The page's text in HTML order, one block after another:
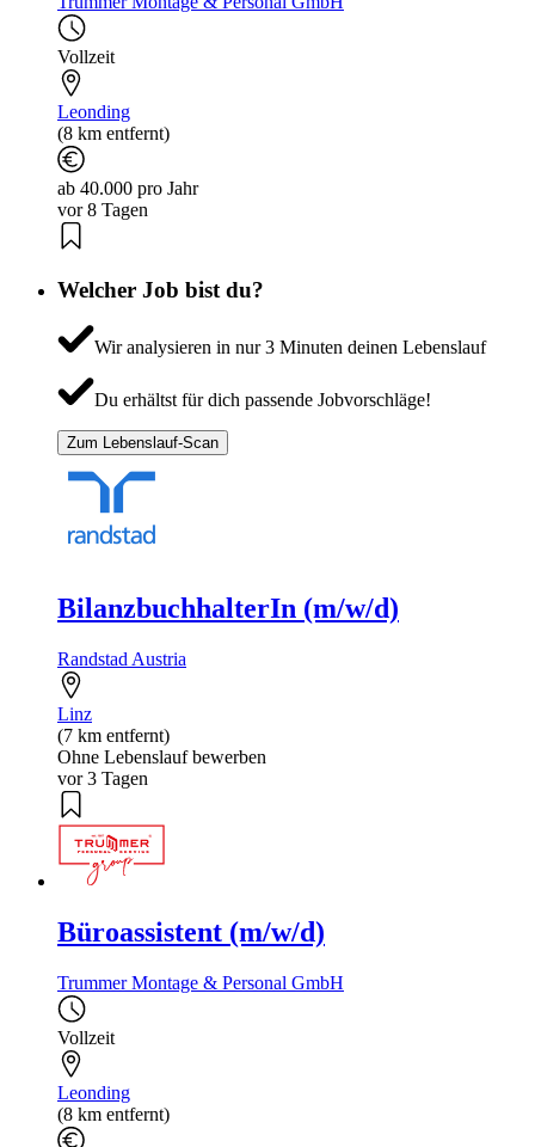
Vollzeit
Leonding
(8 km entfernt)
ab 40.000 pro Jahr
vor 8 Tagen
Welcher Job bist du?
Wir analysieren in nur 3 Minuten deinen Lebenslauf
Du erhältst für dich passende Jobvorschläge!
Zum Lebenslauf-Scan
BilanzbuchhalterIn (m/w/d)
Randstad Austria
Linz
(7 km entfernt)
Ohne Lebenslauf bewerben
vor 3 Tagen
Büroassistent (m/w/d)
Trummer Montage & Personal GmbH
Vollzeit
Leonding
(8 km entfernt)